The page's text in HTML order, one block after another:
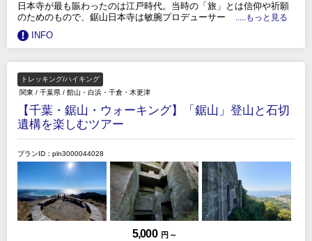
日本寺が最も賑わったのは江戸時代。当時の「旅」とは信仰や祈願
のためのもので、鋸山日本寺は敏腕プロデューサー
.....もっと見る
INFO
トレッキング/ハイキング
関東 / 千葉県 / 館山・白浜・千倉・木更津
【千葉・鋸山・ウォーキング】「鋸山」登山と石切
遺構を楽しむツアー
プランID：pln3000044028
5,000 円 ～